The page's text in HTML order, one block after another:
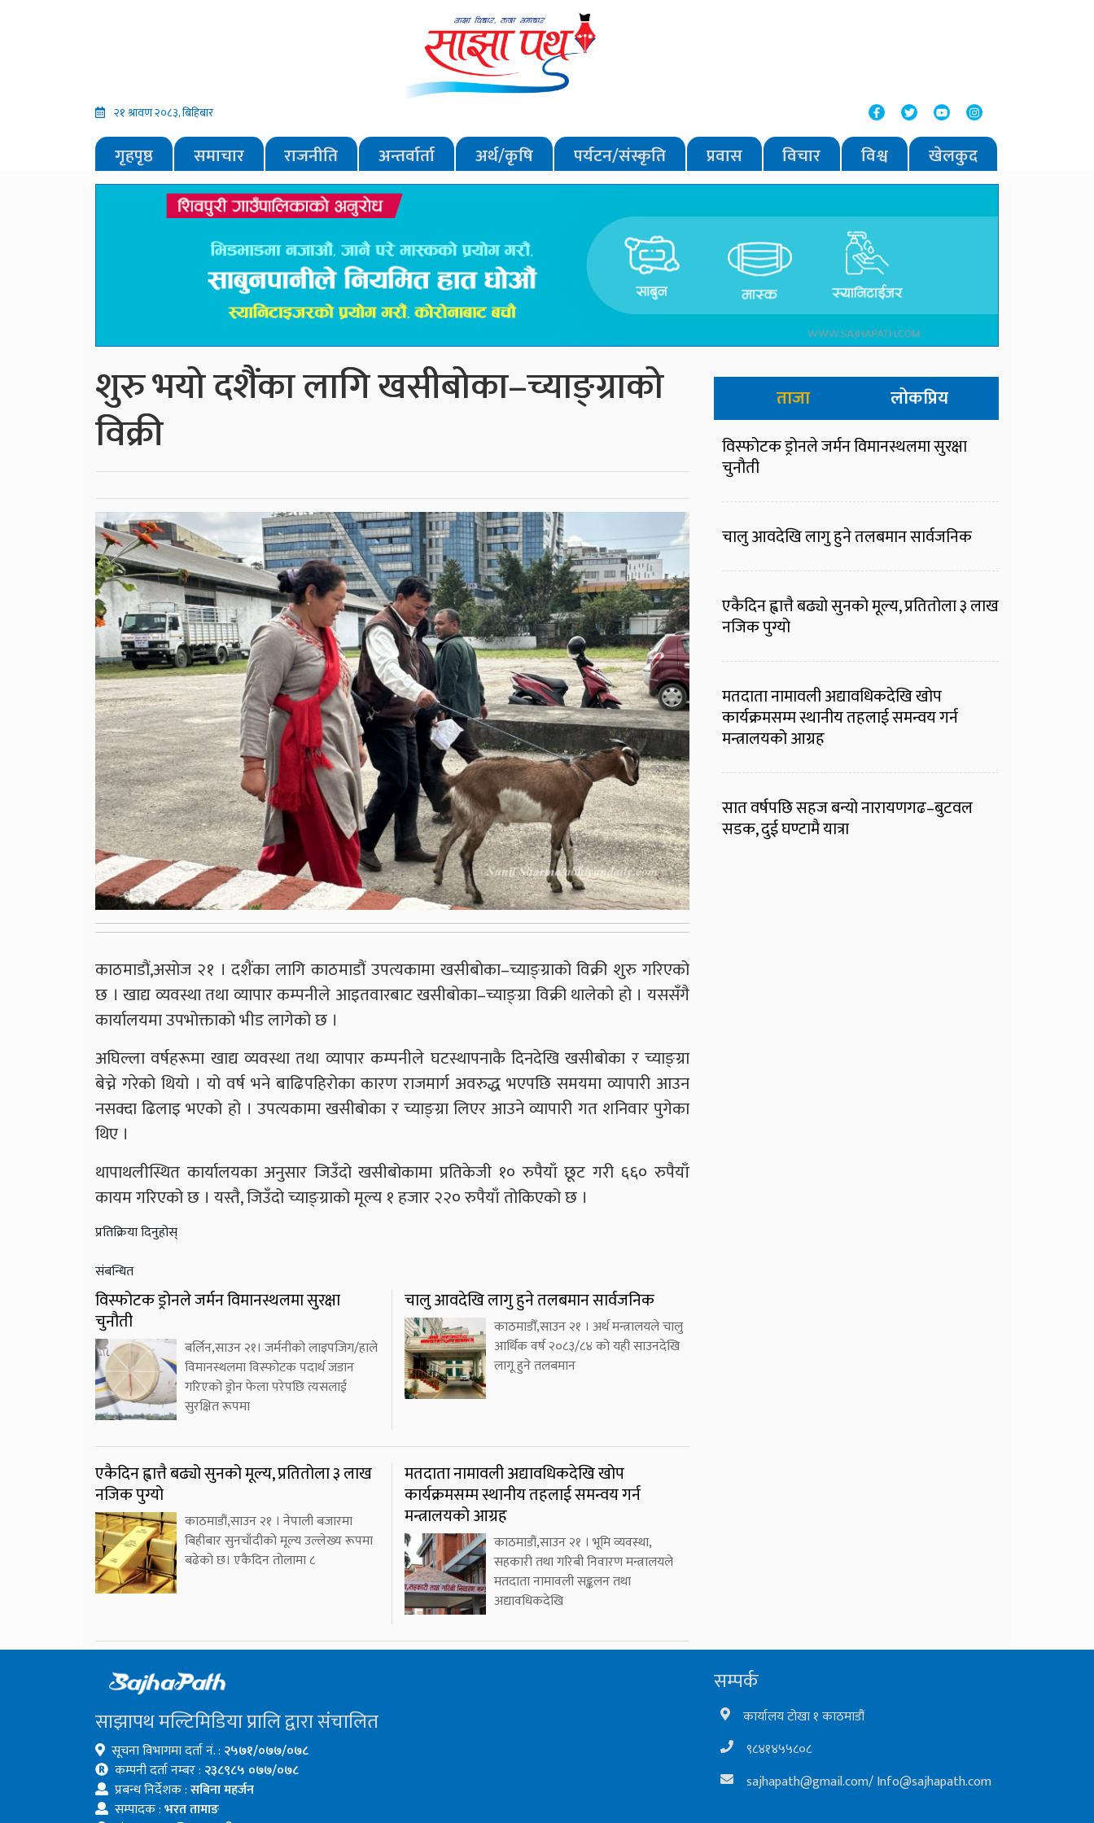
२१ श्रावण २०८३, बिहिबार
गृहपृष्ठ समाचार राजनीति अन्तर्वार्ता अर्थ/कृषि पर्यटन/संस्कृति प्रवास विचार विश्व खेलकुद
शुरु भयो दशैंका लागि खसीबोका–च्याङ्ग्राको
विक्री
काठमाडौं,असोज २१ । दशैंका लागि काठमाडौं उपत्यकामा खसीबोका–च्याङ्ग्राको विक्री शुरु गरिएको
छ । खाद्य व्यवस्था तथा व्यापार कम्पनीले आइतवारबाट खसीबोका–च्याङ्ग्रा विक्री थालेको हो । यससँगै
कार्यालयमा उपभोक्ताको भीड लागेको छ ।
अघिल्ला वर्षहरूमा खाद्य व्यवस्था तथा व्यापार कम्पनीले घटस्थापनाकै दिनदेखि खसीबोका र च्याङ्ग्रा
बेच्ने गरेको थियो । यो वर्ष भने बाढिपहिरोका कारण राजमार्ग अवरुद्ध भएपछि समयमा व्यापारी आउन
नसक्दा ढिलाइ भएको हो । उपत्यकामा खसीबोका र च्याङ्ग्रा लिएर आउने व्यापारी गत शनिवार पुगेका
थिए ।
थापाथलीस्थित कार्यालयका अनुसार जिउँदो खसीबोकामा प्रतिकेजी १० रुपैयाँ छूट गरी ६६० रुपैयाँ
कायम गरिएको छ । यस्तै, जिउँदो च्याङ्ग्राको मूल्य १ हजार २२० रुपैयाँ तोकिएको छ ।
प्रतिक्रिया दिनुहोस्
संबन्धित
विस्फोटक ड्रोनले जर्मन विमानस्थलमा सुरक्षा
चुनौती
बर्लिन,साउन २१। जर्मनीको लाइपजिग/हाले
विमानस्थलमा विस्फोटक पदार्थ जडान
गरिएको ड्रोन फेला परेपछि त्यसलाई
सुरक्षित रूपमा
चालु आवदेखि लागु हुने तलबमान सार्वजनिक
काठमाडौँ,साउन २१ । अर्थ मन्त्रालयले चालु
आर्थिक वर्ष २०८३/८४ को यही साउनदेखि
लागू हुने तलबमान
एकैदिन ह्वात्तै बढ्यो सुनको मूल्य, प्रतितोला ३ लाख
नजिक पुग्यो
काठमाडौं,साउन २१ । नेपाली बजारमा
बिहीबार सुनचाँदीको मूल्य उल्लेख्य रूपमा
बढेको छ। एकैदिन तोलामा ८
मतदाता नामावली अद्यावधिकदेखि खोप
कार्यक्रमसम्म स्थानीय तहलाई समन्वय गर्न
मन्त्रालयको आग्रह
काठमाडौं,साउन २१ । भूमि व्यवस्था,
सहकारी तथा गरिबी निवारण मन्त्रालयले
मतदाता नामावली सङ्कलन तथा
अद्यावधिकदेखि
ताजा लोकप्रिय
विस्फोटक ड्रोनले जर्मन विमानस्थलमा सुरक्षा
चुनौती
चालु आवदेखि लागु हुने तलबमान सार्वजनिक
एकैदिन ह्वात्तै बढ्यो सुनको मूल्य, प्रतितोला ३ लाख
नजिक पुग्यो
मतदाता नामावली अद्यावधिकदेखि खोप
कार्यक्रमसम्म स्थानीय तहलाई समन्वय गर्न
मन्त्रालयको आग्रह
सात वर्षपछि सहज बन्यो नारायणगढ–बुटवल
सडक, दुई घण्टामै यात्रा
साझापथ मल्टिमिडिया प्रालि द्वारा संचालित
सूचना विभागमा दर्ता नं. : २५७१/०७७/०७८
कम्पनी दर्ता नम्बर : २३८९८५ ०७७/०७८
प्रबन्ध निर्देशक :सबिना महर्जन
सम्पादक :भरत तामाङ
सम्पर्क
कार्यालय टोखा १ काठमाडौं
९८४१४५५८०८
sajhapath@gmail.com/Info@sajhapath.com